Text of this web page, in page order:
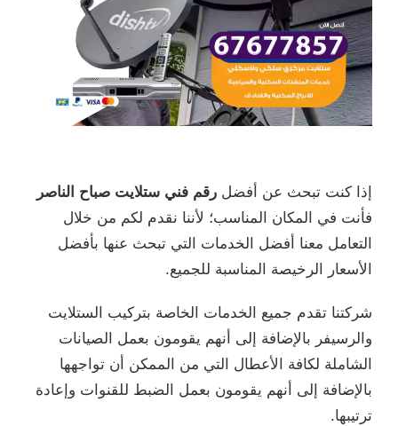
إذا كنت تبحث عن أفضل رقم فني ستلايت صباح الناصر
فأنت في المكان المناسب؛ لأننا نقدم لكم من خلال
التعامل معنا أفضل الخدمات التي تبحث عنها بأفضل
الأسعار الرخيصة المناسبة للجميع.
شركتنا تقدم جميع الخدمات الخاصة بتركيب الستلايت
والرسيفر بالإضافة إلى أنهم يقومون بعمل الصيانات
الشاملة لكافة الأعطال التي من الممكن أن تواجهها
بالإضافة إلى أنهم يقومون بعمل الضبط للقنوات وإعادة
ترتيبها.